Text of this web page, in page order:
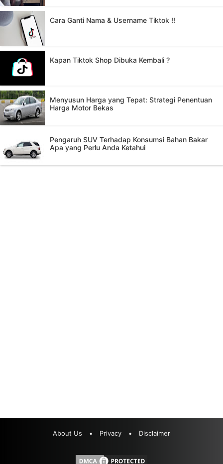
Cara Ganti Nama & Username Tiktok !!
Kapan Tiktok Shop Dibuka Kembali ?
Menyusun Harga yang Tepat: Strategi Penentuan
Harga Motor Bekas
Pengaruh SUV Terhadap Konsumsi Bahan Bakar
Apa yang Perlu Anda Ketahui
About Us • Privacy • Disclaimer